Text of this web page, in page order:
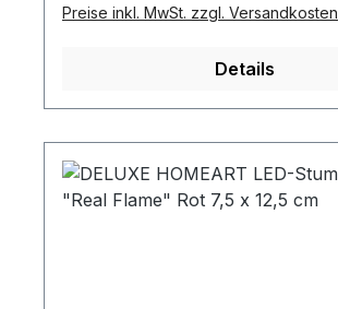
Preise inkl. MwSt. zzgl. Versandkosten
Details